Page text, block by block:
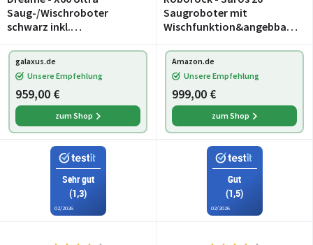
Saug-/Wischroboter
schwarz inkl.
n (RLX86DE-BLACK)
Saugroboter mit
Wischfunktion&angebbare
galaxus.de
Unsere Empfehlung
959,00 €
zum Shop
Amazon.de
Unsere Empfehlung
999,00 €
zum Shop
Sehr gut
(1,3)
02/2026
Gut
(1,5)
02/2026